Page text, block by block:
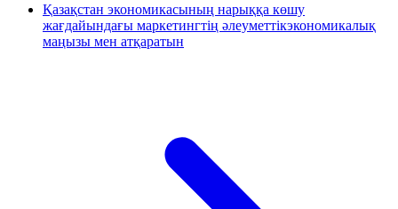
Қазақстан экономикасының нарыққа көшу
жағдайындағы маркетингтің әлеуметтікэкономикалық
маңызы мен атқаратын